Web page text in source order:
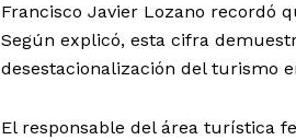
Francisco Javier Lozano recordó
Según explicó, esta cifra
desestacionalización del turismo
El responsable del área turística